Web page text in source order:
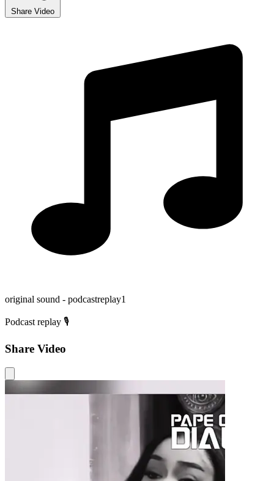
Share Video
original sound - podcastreplay1
Podcast replay 🎙️
Share Video